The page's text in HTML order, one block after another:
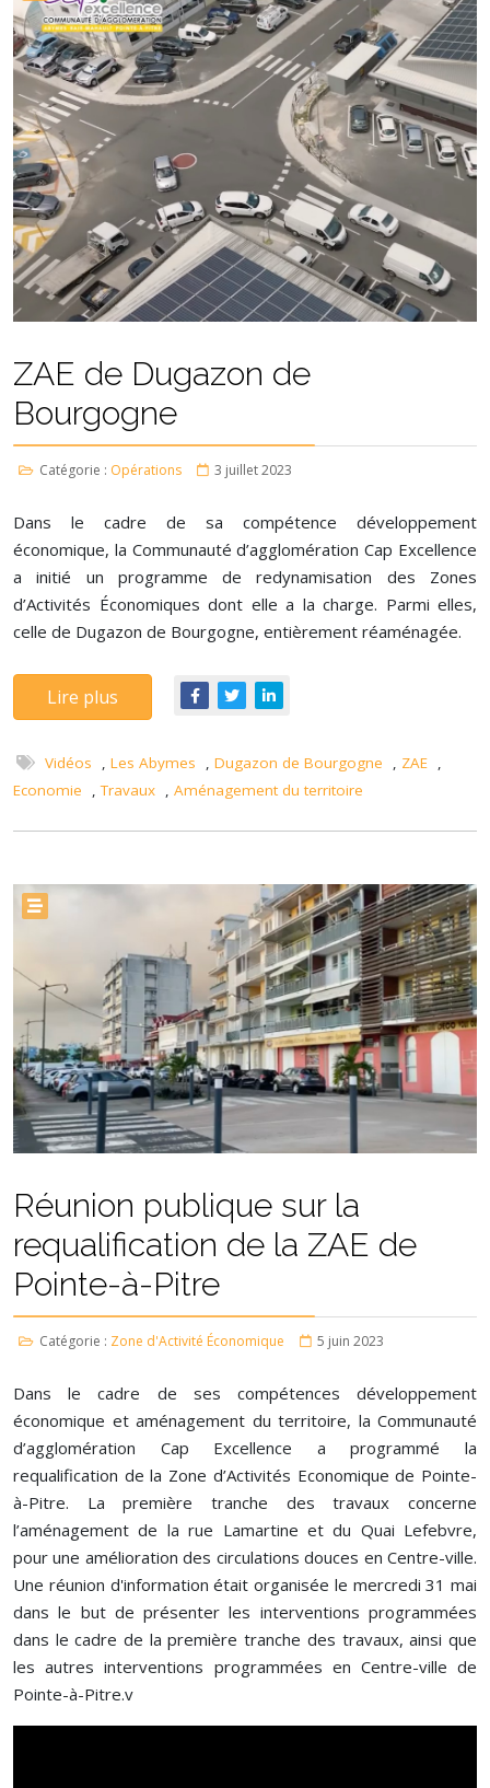
ZAE de Dugazon de
Bourgogne
Catégorie : Opérations 3 juillet 2023
Dans le cadre de sa compétence développement
économique, la Communauté d’agglomération Cap Excellence
a initié un programme de redynamisation des Zones
d’Activités Économiques dont elle a la charge. Parmi elles,
celle de Dugazon de Bourgogne, entièrement réaménagée.
Lire plus
Vidéos , Les Abymes , Dugazon de Bourgogne , ZAE ,
Economie
,Travaux , Aménagement du territoire
Réunion publique sur la
requalification de la ZAE de
Pointe-à-Pitre
Catégorie : Zone d'Activité Économique 5 juin 2023
Dans le cadre de ses compétences développement
économique et aménagement du territoire, la Communauté
d’agglomération Cap Excellence a programmé la
requalification de la Zone d’Activités Economique de Pointe-
à-Pitre. La première tranche des travaux concerne
l’aménagement de la rue Lamartine et du Quai Lefebvre,
pour une amélioration des circulations douces en Centre-ville.
Une réunion d'information était organisée le mercredi 31 mai
dans le but de présenter les interventions programmées
dans le cadre de la première tranche des travaux, ainsi que
les autres interventions programmées en Centre-ville de
Pointe-à-Pitre.v